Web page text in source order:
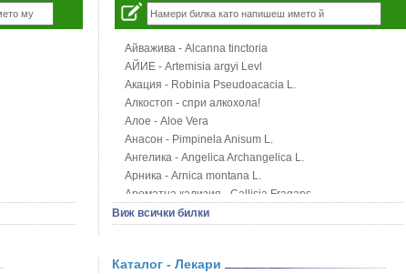
Айважива - Alcanna tinctoria
АЙИЕ - Artemisia argyi Levl
Акация - Robinia Pseudoacacia L.
Алкостоп - спри алкохола!
Алое - Aloe Vera
Анасон - Pimpinela Anisum L.
Ангелика - Angelica Archangelica L.
Арника - Arnica montana L.
Ароматна кализия - Callisia Fragans
Арония - Sorbus melanocorpa
Блатен аир - Acorus calamus L.
Виж всички билки
Каталог - Лекари